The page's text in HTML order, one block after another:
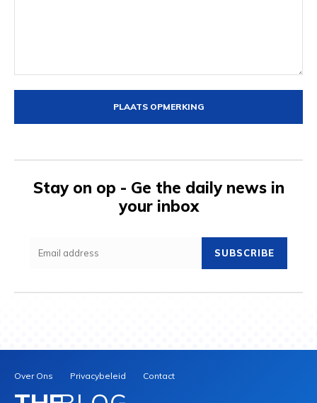
Stay on op - Ge the daily news in
your inbox
SUBSCRIBE
Over Ons Privacybeleid Contact